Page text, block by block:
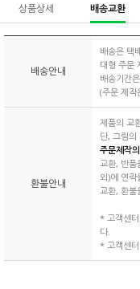
상품상세 배송교환
배송안내
배송은 택
대형 주문
배송기간
(주문 제작
환불안내
제품의 교
단, 그림의
주문제작
교환, 반품
외)에 연락
교환, 환불
* 고객센
다.
* 고객센